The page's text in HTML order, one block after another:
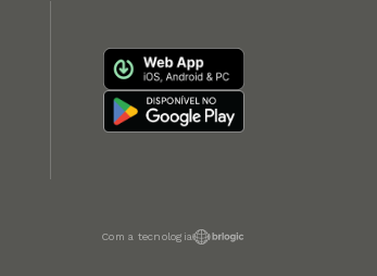
Com a tecnologia